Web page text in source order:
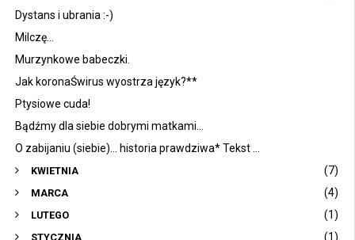
Dystans i ubrania :-)
Milczę...
Murzynkowe babeczki.
Jak koronaŚwirus wyostrza język?**
Ptysiowe cuda!
Bądźmy dla siebie dobrymi matkami...
O zabijaniu (siebie)... historia prawdziwa* Tekst ...
KWIETNIA (7)
MARCA (4)
LUTEGO (1)
STYCZNIA (1)